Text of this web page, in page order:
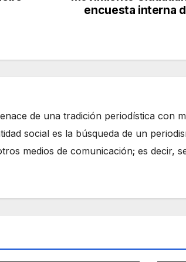
encuesta interna
de una tradición periodística con
social es la búsqueda de un
medios de comunicación; es decir,